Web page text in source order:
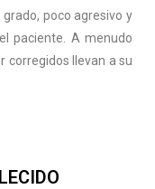
poco agresivo y
paciente. A menudo
corregidos llevan a su